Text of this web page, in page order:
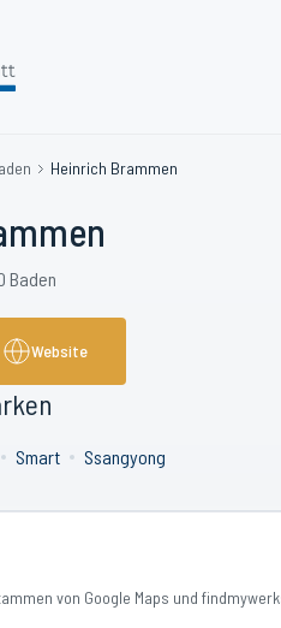
Heinrich Brammen
Baden
Website
Smart Ssangyong
von Google Maps und